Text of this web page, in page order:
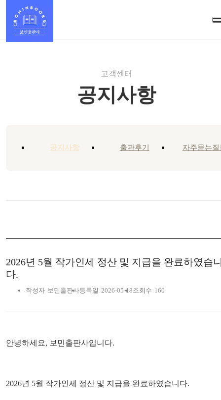
고객센터
공지사항
공지사항 출판후기 자주묻는질
2026년 5월 작가인세 정산 및 지급을 완료하였습
다.
작성자 보민출판사등록일 2026-05-18조회수 160
안녕하세요, 보민출판사입니다.
2026년 5월 작가인세 정산 및 지급을 완료하였습니다.